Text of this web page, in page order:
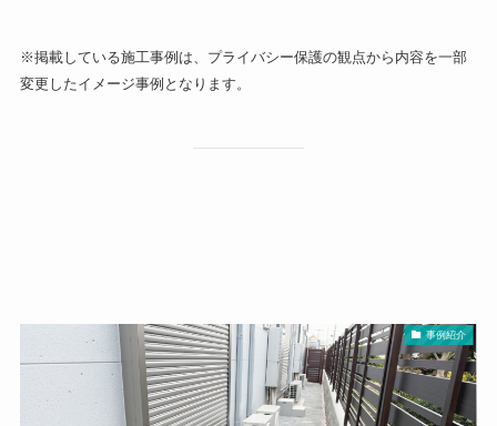
※掲載している施工事例は、プライバシー保護の観点から内容を一部
変更したイメージ事例となります。
事例紹介